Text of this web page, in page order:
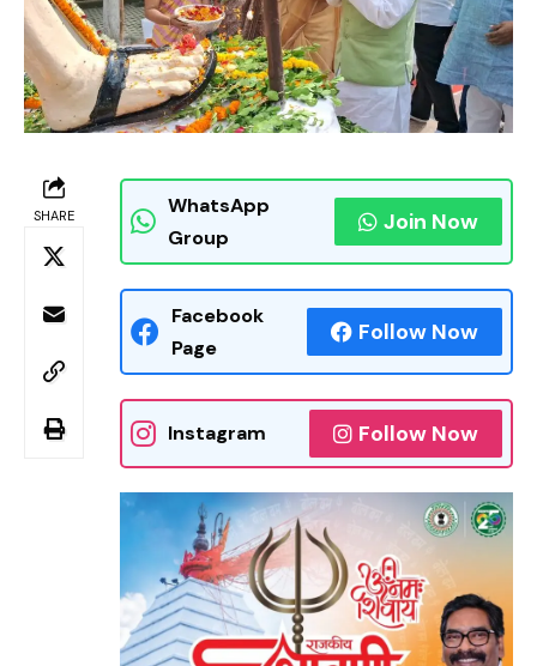
SHARE
WhatsApp
Group
Join Now
Facebook
Page
Follow Now
Instagram Follow Now